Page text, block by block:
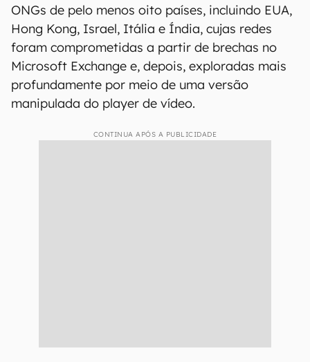
ONGs de pelo menos oito países, incluindo EUA,
Hong Kong, Israel, Itália e Índia, cujas redes
foram comprometidas a partir de brechas no
Microsoft Exchange e, depois, exploradas mais
profundamente por meio de uma versão
manipulada do player de vídeo.
CONTINUA APÓS A PUBLICIDADE